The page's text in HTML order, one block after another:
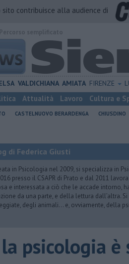
sito contribuisce alla audience di
VALDICHIANA AMIATA FIRENZE
Attualità Lavoro Cultura e
CASTELNUOVO BERARDENGA CHIUSDINO
di Federica Giusti
in Psicologia nel 2009, si specializza in
presso il CSAPR di Prato e dal 2011
e interessata a ciò che le accade intorno,
da una parte, e della lettura dall’altra.
degli animali… e, ovviamente, della
psicologia è